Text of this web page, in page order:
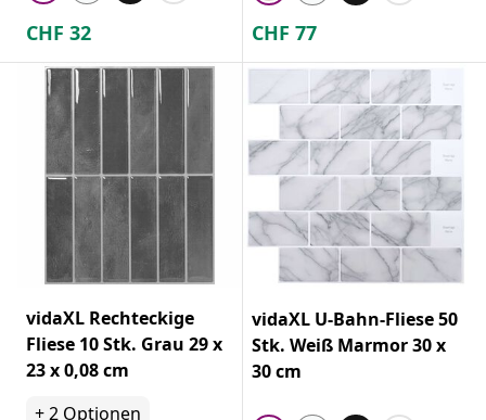
CHF 32 CHF 77
vidaXL Rechteckige
Fliese 10 Stk. Grau 29 x
23 x 0,08 cm
+2 Optionen
vidaXL U-Bahn-Fliese 50
Stk. Weiß Marmor 30 x
30 cm